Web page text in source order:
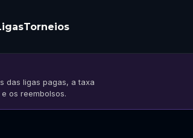
Torneios
das ligas pagas, a taxa
os reembolsos.